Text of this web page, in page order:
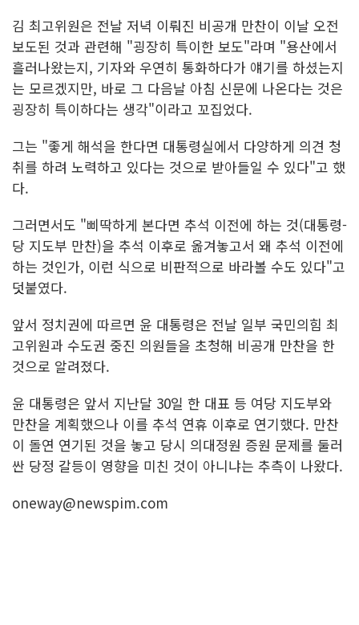
김 최고위원은 전날 저녁 이뤄진 비공개 만찬이 이날 오전
보도된 것과 관련해 "굉장히 특이한 보도"라며 "용산에서
흘러나왔는지, 기자와 우연히 통화하다가 얘기를 하셨는지
는 모르겠지만, 바로 그 다음날 아침 신문에 나온다는 것은
굉장히 특이하다는 생각"이라고 꼬집었다.
그는 "좋게 해석을 한다면 대통령실에서 다양하게 의견 청
취를 하려 노력하고 있다는 것으로 받아들일 수 있다"고 했
다.
그러면서도 "삐딱하게 본다면 추석 이전에 하는 것(대통령-
당 지도부 만찬)을 추석 이후로 옮겨놓고서 왜 추석 이전에
하는 것인가, 이런 식으로 비판적으로 바라볼 수도 있다"고
덧붙였다.
앞서 정치권에 따르면 윤 대통령은 전날 일부 국민의힘 최
고위원과 수도권 중진 의원들을 초청해 비공개 만찬을 한
것으로 알려졌다.
윤 대통령은 앞서 지난달 30일 한 대표 등 여당 지도부와
만찬을 계획했으나 이를 추석 연휴 이후로 연기했다. 만찬
이 돌연 연기된 것을 놓고 당시 의대정원 증원 문제를 둘러
싼 당정 갈등이 영향을 미친 것이 아니냐는 추측이 나왔다.
oneway@newspim.com